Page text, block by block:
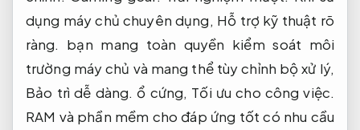
dụng máy chủ chuyên dụng, Hỗ trợ kỹ thuật rõ
ràng. bạn mang toàn quyền kiểm soát môi
trường máy chủ và mang thể tùy chỉnh bộ xử lý,
Bảo trì dễ dàng. ổ cứng, Tối ưu cho công việc.
RAM và phần mềm cho đáp ứng tốt có nhu cầu